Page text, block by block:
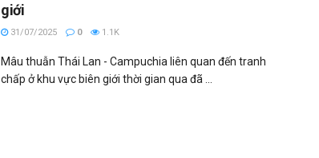
giới
31/07/2025 0 1.1K
Mâu thuẫn Thái Lan - Campuchia liên quan đến tranh
chấp ở khu vực biên giới thời gian qua đã ...